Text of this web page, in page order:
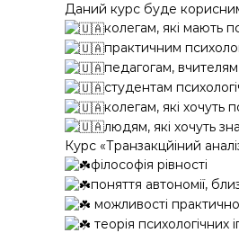
Даний курс буде
колегам, які мають
практичним
педагогам,
студентам
колегам, які хочуть
людям, які хочуть
Курс «Транзакцйіний
філософія рівності
поняття автономії,
можливості
теорія психологічних